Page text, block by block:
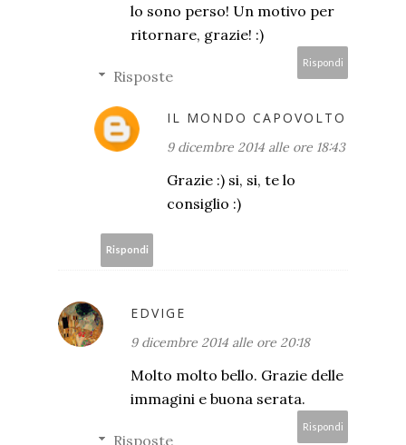
lo sono perso! Un motivo per
ritornare, grazie! :)
Rispondi
Risposte
IL MONDO CAPOVOLTO
9 dicembre 2014 alle ore 18:43
Grazie :) si, si, te lo
consiglio :)
Rispondi
EDVIGE
9 dicembre 2014 alle ore 20:18
Molto molto bello. Grazie delle
immagini e buona serata.
Rispondi
Risposte